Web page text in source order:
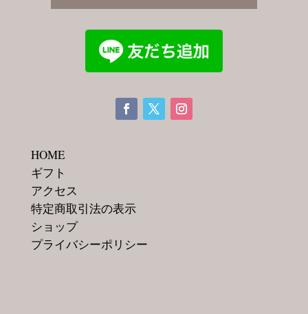
HOME
ギフト
アクセス
特定商取引法の表示
ショップ
プライバシーポリシー